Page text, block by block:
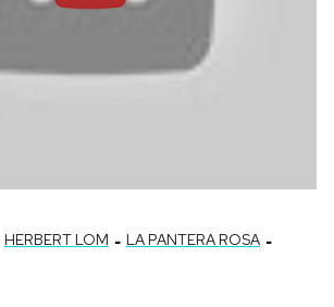
HERBERT LOM - LA PANTERA ROSA -